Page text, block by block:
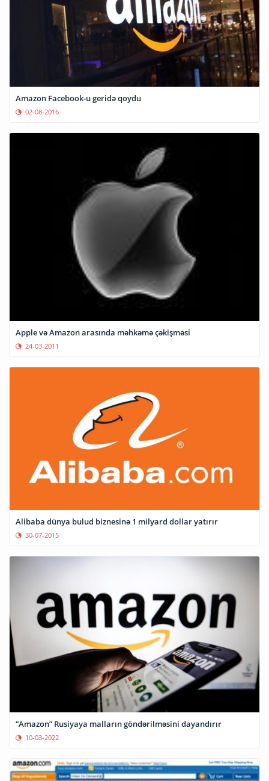
Amazon Facebook-u geridə qoydu
02-08-2016
Apple və Amazon arasında məhkəmə çəkişməsi
24-03-2011
Alibaba dünya bulud biznesinə 1 milyard dollar yatırır
30-07-2015
“Amazon” Rusiyaya malların göndərilməsini dayandırır
10-03-2022